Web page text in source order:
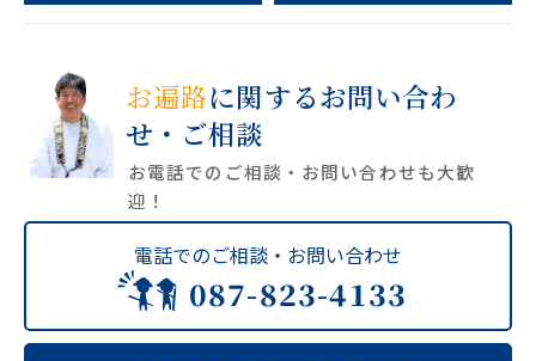
お遍路に関するお問い合わ
せ・ご相談
お電話でのご相談・お問い合わせも大歓
迎！
電話でのご相談・お問い合わせ
087-823-4133